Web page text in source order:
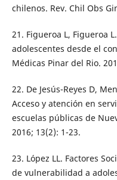
chilenos. Rev. Chil Obs
21. Figueroa L, Figueroa
adolescentes desde el
Médicas Pinar del Rio.
22. De Jesús-Reyes D,
Acceso y atención en
escuelas públicas de
2016; 13(2): 1-23.
23. López LL. Factores
de vulnerabilidad a